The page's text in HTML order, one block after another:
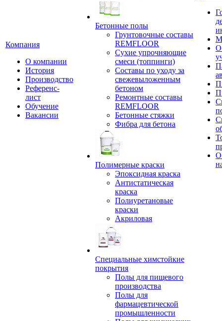
Компания
О компании
История
Производство
Референс-
лист
Обучение
Вакансии
Бетонные полы
Грунтовочные составы
REMFLOOR
Сухие упрочняющие
смеси (топпинги)
Составы по уходу за
свежевыложенным
бетоном
Ремонтные составы
REMFLOOR
Бетонные стяжки
Фибра для бетона
Полимерные краски
Эпоксидная краска
Антистатическая
краска
Полиуретановые
краски
Акриловая
Специальные химстойкие
покрытия
Полы для пищевого
производства
Полы для
фармацевтической
промышленности